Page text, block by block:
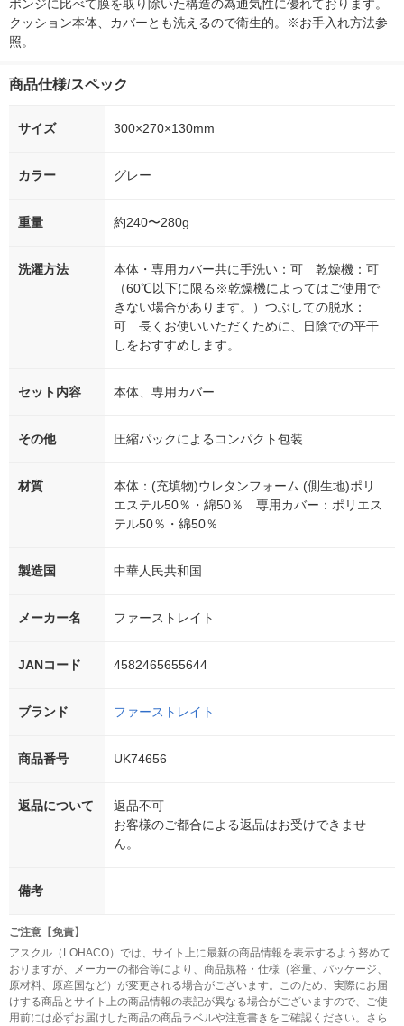
ポンジに比べて膜を取り除いた構造の為通気性に優れております。
クッション本体、カバーとも洗えるので衛生的。※お手入れ方法参
照。
商品仕様/スペック
サイズ 300×270×130mm
カラー グレー
重量 約240〜280g
洗濯方法
本体・専用カバー共に手洗い：可 乾燥機：可
（60℃以下に限る※乾燥機によってはご使用で
きない場合があります。）つぶしての脱水：
可 長くお使いいただくために、日陰での平干
しをおすすめします。
セット内容 本体、専用カバー
その他 圧縮パックによるコンパクト包装
材質
本体：(充填物)ウレタンフォーム (側生地)ポリ
エステル50％・綿50％ 専用カバー：ポリエス
テル50％・綿50％
製造国 中華人民共和国
メーカー名 ファーストレイト
JANコード 4582465655644
ブランド ファーストレイト
商品番号 UK74656
返品について
返品不可
お客様のご都合による返品はお受けできませ
ん。
備考
ご注意【免責】
アスクル（LOHACO）では、サイト上に最新の商品情報を表示するよう努めて
おりますが、メーカーの都合等により、商品規格・仕様（容量、パッケージ、
原材料、原産国など）が変更される場合がございます。このため、実際にお届
けする商品とサイト上の商品情報の表記が異なる場合がございますので、ご使
用前には必ずお届けした商品の商品ラベルや注意書きをご確認ください。さら